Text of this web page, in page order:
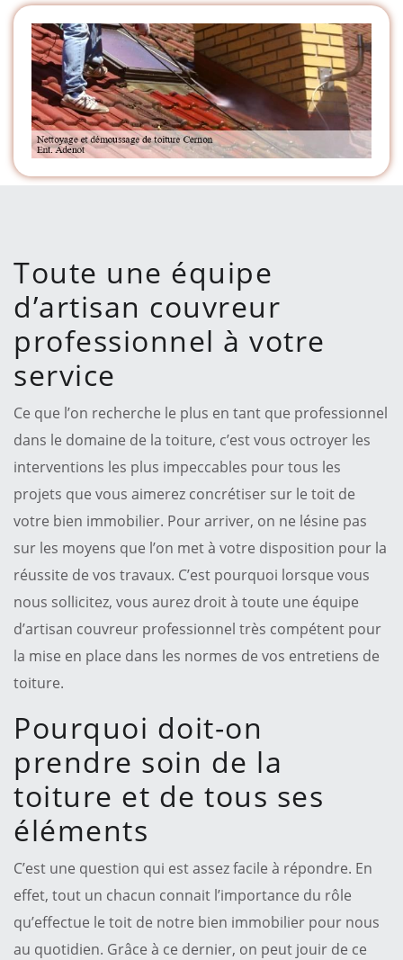
Toute une équipe
d’artisan couvreur
professionnel à votre
service
Ce que l’on recherche le plus en tant que professionnel
dans le domaine de la toiture, c’est vous octroyer les
interventions les plus impeccables pour tous les
projets que vous aimerez concrétiser sur le toit de
votre bien immobilier. Pour arriver, on ne lésine pas
sur les moyens que l’on met à votre disposition pour la
réussite de vos travaux. C’est pourquoi lorsque vous
nous sollicitez, vous aurez droit à toute une équipe
d’artisan couvreur professionnel très compétent pour
la mise en place dans les normes de vos entretiens de
toiture.
Pourquoi doit-on
prendre soin de la
toiture et de tous ses
éléments
C’est une question qui est assez facile à répondre. En
effet, tout un chacun connait l’importance du rôle
qu’effectue le toit de notre bien immobilier pour nous
au quotidien. Grâce à ce dernier, on peut jouir de ce